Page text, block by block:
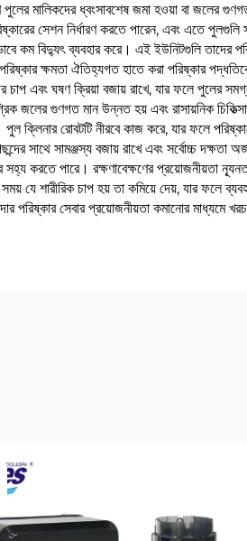
মালিকদের ধ্বংসাবশেষ জমা হওয়া বা জলের
সেশন নির্ধারণ করতে পারেন, এবং এতে
কম বিদ্যুৎ ব্যবহার করে। এই ইউনিটগুলি তাদের
ক্ষমতা ঐতিহ্যগত হাতে করা পরিষ্কার
এবং ঘষণ ক্রিয়া বজায় রাখে, যার ফলে পুলের
জলের গুণগত মান উন্নত হয় এবং রাসায়নিক
ক্লিনার রোবটটি নীরবে কাজ করে, যার ফলে
সাথে সামঞ্জস্য বজায় রাখে এবং সর্বোচ্চ
সহ্য করতে পারে। রক্ষণাবেক্ষণের প্রয়োজনীয়তা
সময় যে শারীরিক চাপ হয় তা কমিয়ে দেয়, যার ফলে
পরিষ্কার সেবার প্রয়োজনীয়তা কমানোর মাধ্যমে